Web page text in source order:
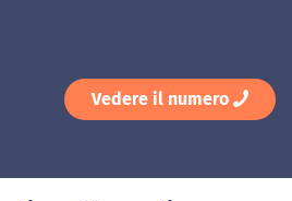
Vedere il numero